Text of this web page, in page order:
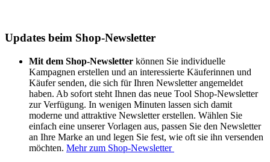
Updates beim Shop-Newsletter
Mit dem Shop-Newsletter können Sie individuelle
Kampagnen erstellen und an interessierte Käuferinnen und
Käufer senden, die sich für Ihren Newsletter angemeldet
haben. Ab sofort steht Ihnen das neue Tool Shop-Newsletter
zur Verfügung. In wenigen Minuten lassen sich damit
moderne und attraktive Newsletter erstellen. Wählen Sie
einfach eine unserer Vorlagen aus, passen Sie den Newsletter
an Ihre Marke an und legen Sie fest, wie oft sie ihn versenden
möchten. Mehr zum Shop-Newsletter